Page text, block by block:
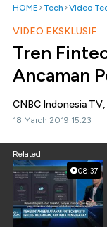
HOME Tech Video
VIDEO EKSKLUSIF
Tren
Ancaman
CNBC Indonesia TV,
18 March 2019 15:23
Related
08:37